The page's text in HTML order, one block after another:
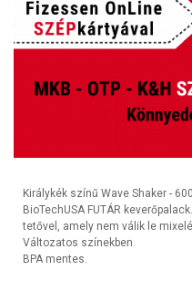
Királykék színű Wave Shaker -
BioTechUSA FUTÁR
tetővel, amely nem válik le
Változatos színekben.
BPA mentes.